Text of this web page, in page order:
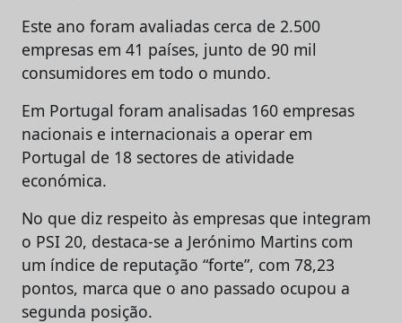
Este ano foram avaliadas cerca de 2.500
empresas em 41 países, junto de 90 mil
consumidores em todo o mundo.
Em Portugal foram analisadas 160 empresas
nacionais e internacionais a operar em
Portugal de 18 sectores de atividade
económica.
No que diz respeito às empresas que integram
o PSI 20, destaca-se a Jerónimo Martins com
um índice de reputação “forte”, com 78,23
pontos, marca que o ano passado ocupou a
segunda posição.